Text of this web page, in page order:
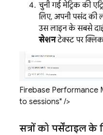
चुनी गई मेट्रिक की
लिए, अपनी पसंद की
उस लाइन के सबसे
सेशनटेक्स्ट पर
Firebase Performance
to sessions" />
सत्रों को पर्सेंटाइल